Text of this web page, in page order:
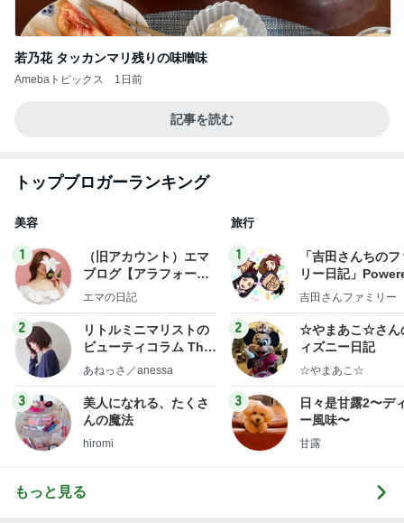
若乃花 タッカンマリ残りの味噌味
Amebaトピックス 1日前
記事を読む
トップブロガーランキング
美容
1
（旧アカウント）エマ
ブログ【アラフォー会
社売却セカンドライ
エマの日記
2
リトルミニマリストの
ビューティコラム The
little minimalist's bea
あねっさ／anessa
3
美人になれる、たくさ
んの魔法
hiromi
旅行
1
「吉田さんちの
リー日記」
y Ameba 吉田さ
ログ
吉田さんファミリー
2
☆やまあこ☆さん
ィズニー日記
☆やまあこ☆
3
日々是甘露2〜デ
ー風味〜
甘露
もっと見る